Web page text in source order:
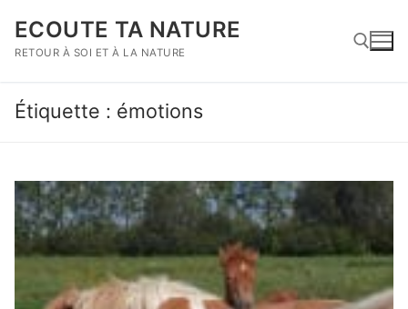
contenu
ECOUTE TA NATURE
RETOUR À SOI ET À LA NATURE
Rechercher :
Étiquette : émotions